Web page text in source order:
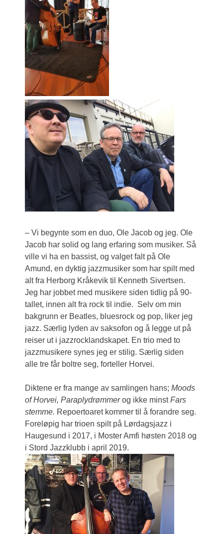
– Vi begynte som en duo, Ole Jacob og jeg. Ole
Jacob har solid og lang erfaring som musiker. Så
ville vi ha en bassist, og valget falt på Ole
Amund, en dyktig jazzmusiker som har spilt med
alt fra Herborg Kråkevik til Kenneth Sivertsen.
Jeg har jobbet med musikere siden tidlig på 90-
tallet, innen alt fra rock til indie. Selv om min
bakgrunn er Beatles, bluesrock og pop, liker jeg
jazz. Særlig lyden av saksofon og å legge ut på
reiser ut i jazzrocklandskapet. En trio med to
jazzmusikere synes jeg er stilig. Særlig siden
alle tre får boltre seg, forteller Horvei.
Diktene er fra mange av samlingen hans; Moods
of Horvei, Paraplydrømmerog ikke minstFars
stemme. Repoertoaret kommer til å forandre seg.
Foreløpig har trioen spilt på Lørdagsjazz i
Haugesund i 2017, i Moster Amfi høsten 2018 og
i Stord Jazzklubb i april 2019.